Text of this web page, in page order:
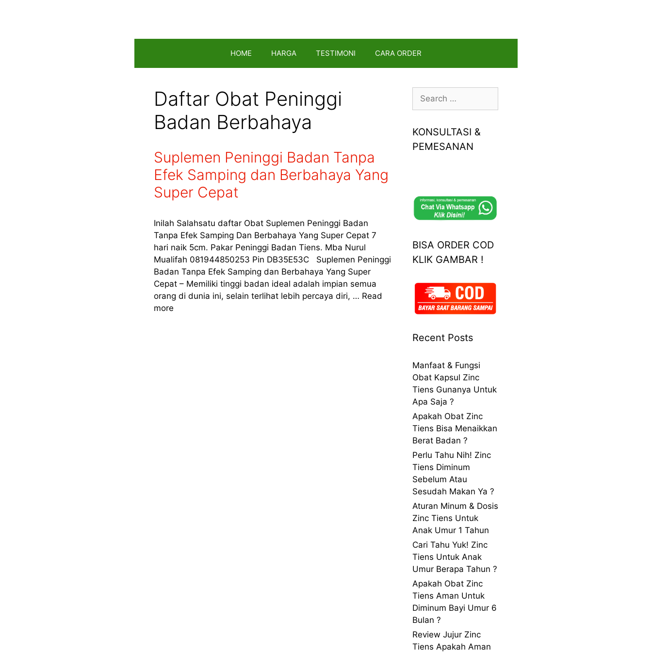
HOME HARGA TESTIMONI CARA ORDER
Daftar Obat Peninggi
Badan Berbahaya
Suplemen Peninggi Badan Tanpa
Efek Samping dan Berbahaya Yang
Super Cepat
Inilah Salahsatu daftar Obat Suplemen Peninggi Badan
Tanpa Efek Samping Dan Berbahaya Yang Super Cepat 7
hari naik 5cm. Pakar Peninggi Badan Tiens. Mba Nurul
Mualifah 081944850253 Pin DB35E53C Suplemen Peninggi
Badan Tanpa Efek Samping dan Berbahaya Yang Super
Cepat – Memiliki tinggi badan ideal adalah impian semua
orang di dunia ini, selain terlihat lebih percaya diri, … Read
more
Search
for:
KONSULTASI &
PEMESANAN
BISA ORDER COD
KLIK GAMBAR !
Recent Posts
Manfaat & Fungsi
Obat Kapsul Zinc
Tiens Gunanya Untuk
Apa Saja ?
Apakah Obat Zinc
Tiens Bisa Menaikkan
Berat Badan ?
Perlu Tahu Nih! Zinc
Tiens Diminum
Sebelum Atau
Sesudah Makan Ya ?
Aturan Minum & Dosis
Zinc Tiens Untuk
Anak Umur 1 Tahun
Cari Tahu Yuk! Zinc
Tiens Untuk Anak
Umur Berapa Tahun ?
Apakah Obat Zinc
Tiens Aman Untuk
Diminum Bayi Umur 6
Bulan ?
Review Jujur Zinc
Tiens Apakah Aman